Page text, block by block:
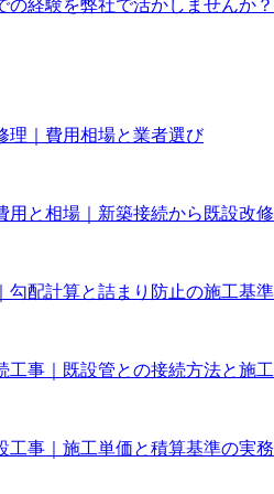
の経験を弊社で活かしませんか？
理｜費用相場と業者選び
用と相場｜新築接続から既設改
勾配計算と詰まり防止の施工基準
工事｜既設管との接続方法と施
工事｜施工単価と積算基準の実務